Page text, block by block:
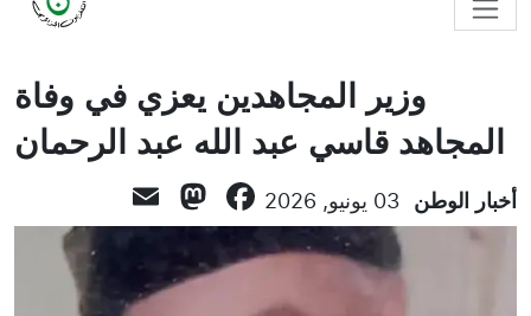
وزير المجاهدين يعزي في وفاة
المجاهد قاسي عبد الله عبد الرحمان
أخبار الوطن 03 يونيو, 2026 Facebook